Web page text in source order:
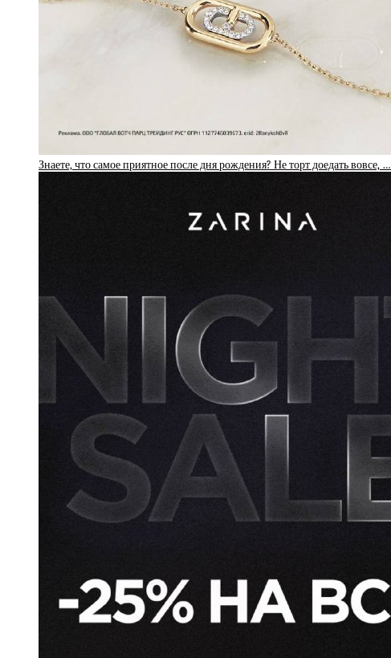
Знаете, что самое приятное после дня рождения? Не торт доедать вовсе, …